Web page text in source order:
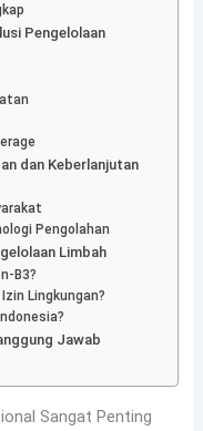
Pengelolaan
dan Keberlanjutan
Pengolahan
Limbah
B3?
Lingkungan?
Jawab
Sangat Penting